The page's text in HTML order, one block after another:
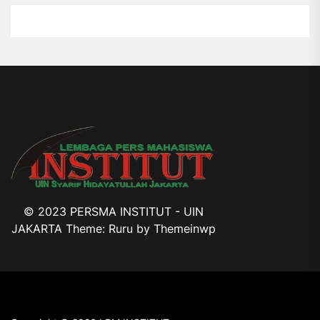
© 2023 PERSMA INSTITUT - UIN
JAKARTA Theme: Ruru by Themeinwp